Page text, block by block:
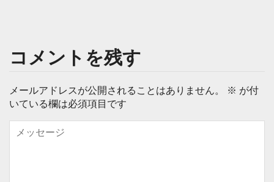
コメントを残す
メールアドレスが公開されることはありません。 ※ が付
いている欄は必須項目です